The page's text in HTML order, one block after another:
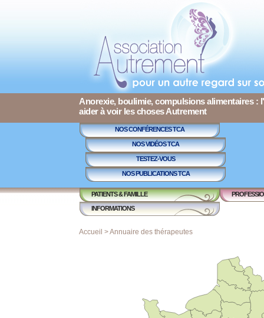
Anorexie, boulimie, compulsions alimentaires :
aider à voir les choses Autrement
NOS CONFÉRENCES TCA
NOS VIDÉOS TCA
TESTEZ-VOUS
NOS PUBLICATIONS TCA
PATIENTS & FAMILLE
INFORMATIONS
Accueil >Annuaire des thérapeutes